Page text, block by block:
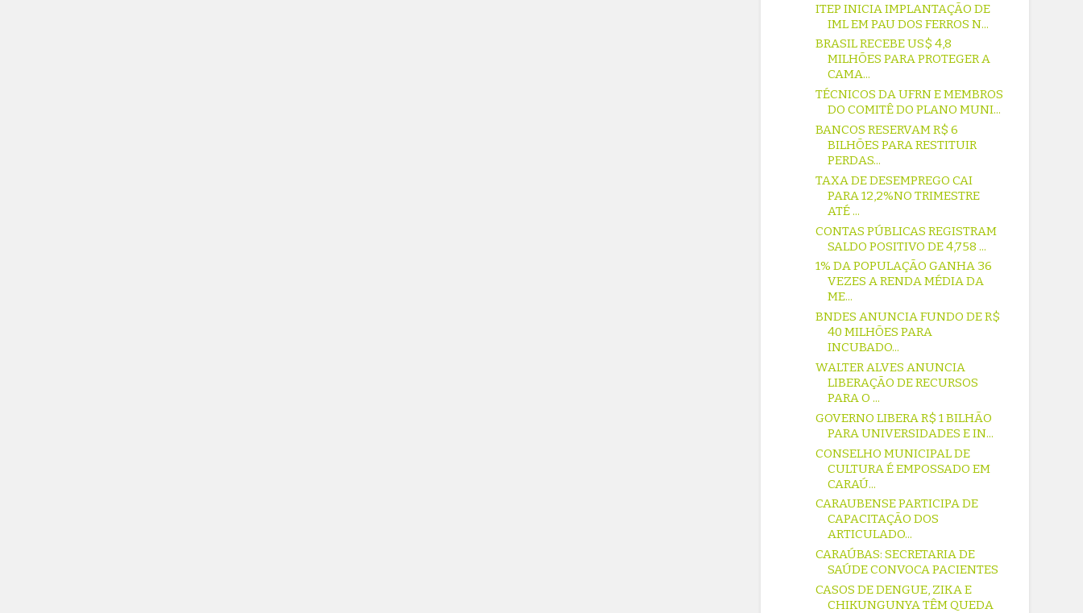
ITEP INICIA IMPLANTAÇÃO DE
IML EM PAU DOS FERROS N...
BRASIL RECEBE US$ 4,8
MILHÕES PARA PROTEGER A
CAMA...
TÉCNICOS DA UFRN E MEMBROS
DO COMITÊ DO PLANO MUNI...
BANCOS RESERVAM R$ 6
BILHÕES PARA RESTITUIR
PERDAS...
TAXA DE DESEMPREGO CAI
PARA 12,2%NO TRIMESTRE
ATÉ ...
CONTAS PÚBLICAS REGISTRAM
SALDO POSITIVO DE 4,758 ...
1% DA POPULAÇÃO GANHA 36
VEZES A RENDA MÉDIA DA
ME...
BNDES ANUNCIA FUNDO DE R$
40 MILHÕES PARA
INCUBADO...
WALTER ALVES ANUNCIA
LIBERAÇÃO DE RECURSOS
PARA O ...
GOVERNO LIBERA R$ 1 BILHÃO
PARA UNIVERSIDADES E IN...
CONSELHO MUNICIPAL DE
CULTURA É EMPOSSADO EM
CARAÚ...
CARAUBENSE PARTICIPA DE
CAPACITAÇÃO DOS
ARTICULADO...
CARAÚBAS: SECRETARIA DE
SAÚDE CONVOCA PACIENTES
CASOS DE DENGUE, ZIKA E
CHIKUNGUNYA TÊM QUEDA